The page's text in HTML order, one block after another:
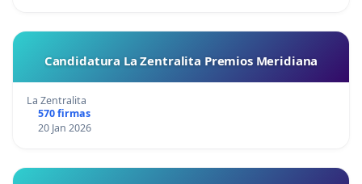
Candidatura La Zentralita Premios Meridiana
La Zentralita
570 firmas
20 Jan 2026